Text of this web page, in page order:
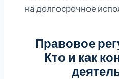
на долгосрочное
Правовое
Кто и как